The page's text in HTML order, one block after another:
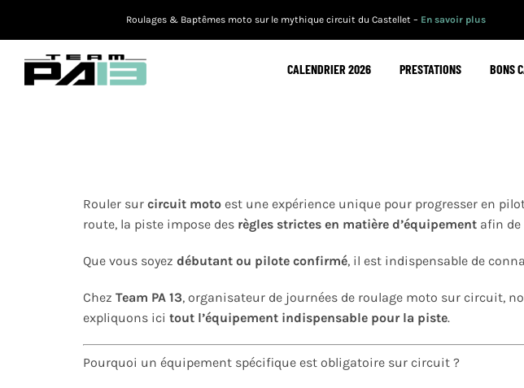
Roulages & Baptêmes moto sur le mythique circuit du Castellet – En savoir plus
CALENDRIER 2026 PRESTATIONS BONS
Rouler sur circuit moto est une expérience unique pour progresser en
route, la piste impose des règles strictes en matière d’équipement afin de
Que vous soyez débutant ou pilote confirmé, il est indispensable de
Chez Team PA 13, organisateur de journées de roulage moto sur circuit,
expliquons ici tout l’équipement indispensable pour la piste.
Pourquoi un équipement spécifique est obligatoire sur circuit ?